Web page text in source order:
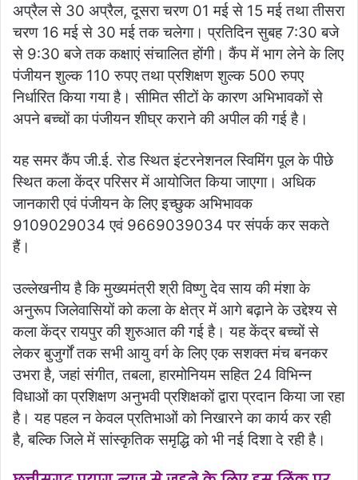
अप्रैल से 30 अप्रैल, दूसरा चरण 01 मई से 15 मई तथा तीसरा
चरण 16 मई से 30 मई तक चलेगा। प्रतिदिन सुबह 7:30 बजे
से 9:30 बजे तक कक्षाएं संचालित होंगी। कैंप में भाग लेने के लिए
पंजीयन शुल्क 110 रुपए तथा प्रशिक्षण शुल्क 500 रुपए
निर्धारित किया गया है। सीमित सीटों के कारण अभिभावकों से
अपने बच्चों का पंजीयन शीघ्र कराने की अपील की गई है।
यह समर कैंप जी.ई. रोड स्थित इंटरनेशनल स्विमिंग पूल के पीछे
स्थित कला केंद्र परिसर में आयोजित किया जाएगा। अधिक
जानकारी एवं पंजीयन के लिए इच्छुक अभिभावक
9109029034 एवं 9669039034 पर संपर्क कर सकते
हैं।
उल्लेखनीय है कि मुख्यमंत्री श्री विष्णु देव साय की मंशा के
अनुरूप जिलेवासियों को कला के क्षेत्र में आगे बढ़ाने के उद्देश्य से
कला केंद्र रायपुर की शुरुआत की गई है। यह केंद्र बच्चों से
लेकर बुजुर्गों तक सभी आयु वर्ग के लिए एक सशक्त मंच बनकर
उभरा है, जहां संगीत, तबला, हारमोनियम सहित 24 विभिन्न
विधाओं का प्रशिक्षण अनुभवी प्रशिक्षकों द्वारा प्रदान किया जा रहा
है। यह पहल न केवल प्रतिभाओं को निखारने का कार्य कर रही
है, बल्कि जिले में सांस्कृतिक समृद्धि को भी नई दिशा दे रही है।